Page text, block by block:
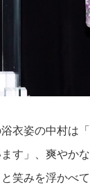
衣姿の中村は
す」、爽やか
笑みを浮かべ